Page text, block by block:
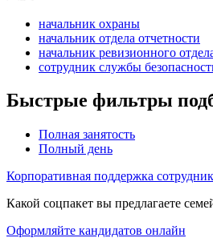
начальник охраны
начальник отдела отчетности
начальник ревизионного
сотрудник службы
Быстрые фильтры
Полная занятость
Полный день
Корпоративная поддержка
Какой соцпакет вы предлагаете
Оформляйте кандидатов онлайн